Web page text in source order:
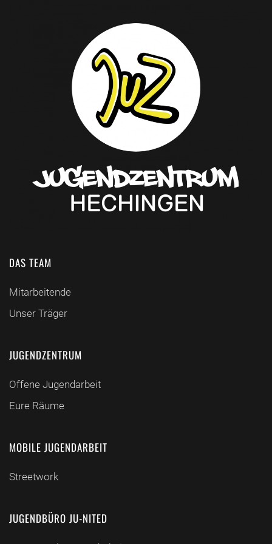
DAS TEAM
Mitarbeitende
Unser Träger
JUGENDZENTRUM
Offene Jugendarbeit
Eure Räume
MOBILE JUGENDARBEIT
Streetwork
JUGENDBÜRO JU-NITED